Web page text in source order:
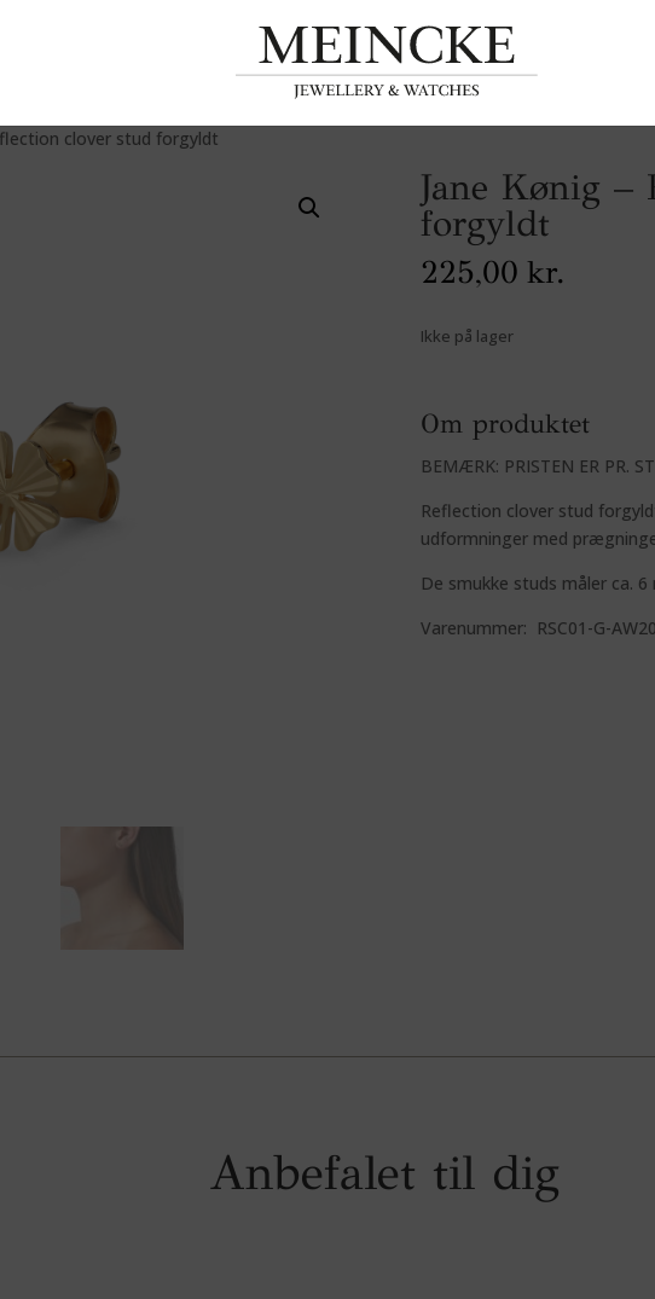
clover stud forgyldt
Jane Kønig –
forgyldt
225,00 kr.
Ikke på lager
Om produktet
BEMÆRK: PRISTEN ER PR.
Reflection clover stud
udformninger med
De smukke studs måler ca. 6
Varenummer: RSC01-G-
Anbefalet til dig